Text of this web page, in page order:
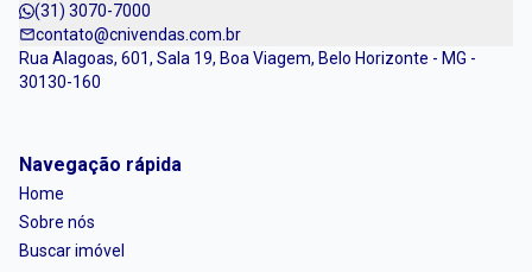
(31) 3070-7000
contato@cnivendas.com.br
Rua Alagoas, 601, Sala 19, Boa Viagem, Belo Horizonte - MG -
30130-160
Navegação rápida
Home
Sobre nós
Buscar imóvel